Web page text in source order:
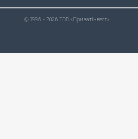
© 1996 - 2026 ТОВ «Приватінвест»